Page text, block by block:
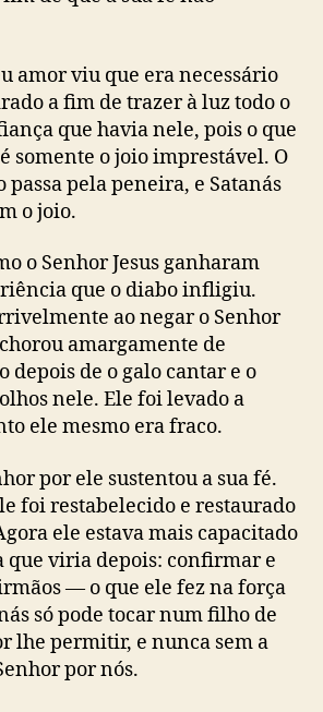
amor viu que era necessário
a fim de trazer à luz todo o
que havia nele, pois o que
somente o joio imprestável. O
pela peneira, e Satanás
o joio.
o Senhor Jesus ganharam
que o diabo infligiu.
ao negar o Senhor
amargamente de
de o galo cantar e o
nele. Ele foi levado a
ele mesmo era fraco.
por ele sustentou a sua fé.
foi restabelecido e restaurado
ele estava mais capacitado
que viria depois: confirmar e
— o que ele fez na força
só pode tocar num filho de
lhe permitir, e nunca sem a
por nós.